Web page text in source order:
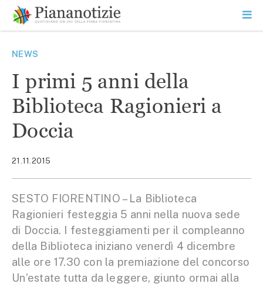
contenuto
SEARCH
NEWS
I primi 5 anni della
Biblioteca Ragionieri a
Doccia
21.11.2015
SESTO FIORENTINO – La Biblioteca
Ragionieri festeggia 5 anni nella nuova sede
di Doccia. I festeggiamenti per il compleanno
della Biblioteca iniziano venerdì 4 dicembre
alle ore 17.30 con la premiazione del concorso
Un’estate tutta da leggere, giunto ormai alla